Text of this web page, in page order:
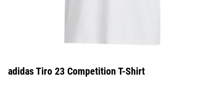
adidas Tiro 23 Competition T-Shirt